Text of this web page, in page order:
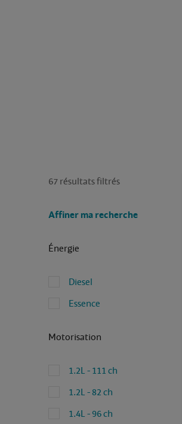
67 résultats filtrés
Affiner ma recherche
Énergie
Diesel
Essence
Motorisation
1.2L - 111 ch
1.2L - 82 ch
1.4L - 96 ch